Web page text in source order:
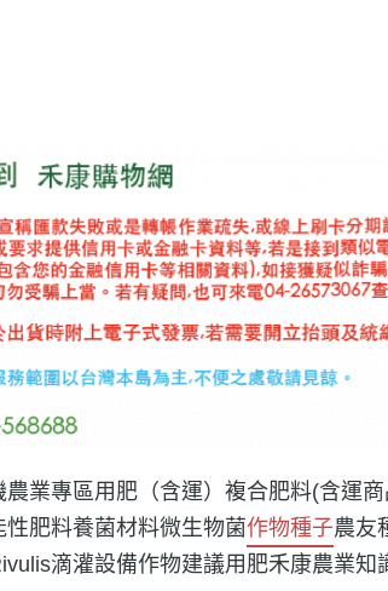
農業專區用肥（含運） 複合肥料(含運商
性肥料養菌材料微生物菌作物種子農友
滴灌設備作物建議用肥禾康農業知